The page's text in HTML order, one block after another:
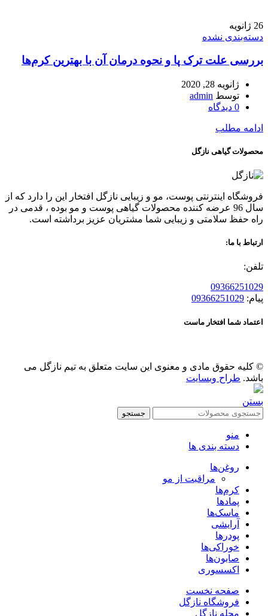
26 ژانویه
دسته‌بندی نشده
بررسی علت ترک پا و نحوه درمان آن با بهترین کرم‌ها
ژانویه 28, 2020
توسط admin
0 دیدگاه
ادامه مطلب
محصولات گیاهی نازگل
فروشگاه اینترنتی پوست، مو و زیبایی نازگل افتخار این را دارد که از
سال 96 عرضه کننده محصولات گیاهی پوست و مو بوده ، قدمی در
راه حفظ سلامتی و زیبایی شما مشتریان عزیز برداشته است.
ارتباط با ما:
تلفن:
09366251029
پیام: 09366251029
اعتماد شما افتخار ماست
© کلیه حقوق مادی و معنوی این سایت متعلق به تیم نازگل می
باشد. طراح وبسایت
بستن
جستجو
منو
دسته بندی ها
روغن‌ها
مراقبت از مو
کرم‌ها
پمادها
ماسک‌ها
آرایشی
پودرها
خوراکی‌ها
صابون‌ها
اکسسوری
صفحه نخست
فروشگاه نازگل
مجله نازگل